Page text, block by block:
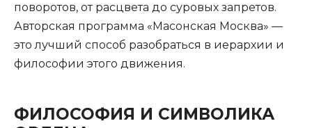
поворотов, от расцвета до суровых запретов.
Авторская программа «Масонская Москва» —
это лучший способ разобраться в иерархии и
философии этого движения.
ФИЛОСОФИЯ И СИМВОЛИКА